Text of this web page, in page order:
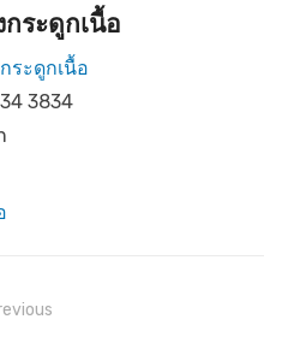
ระดูกเนื้อ
ระดูกเนื้อ
3834